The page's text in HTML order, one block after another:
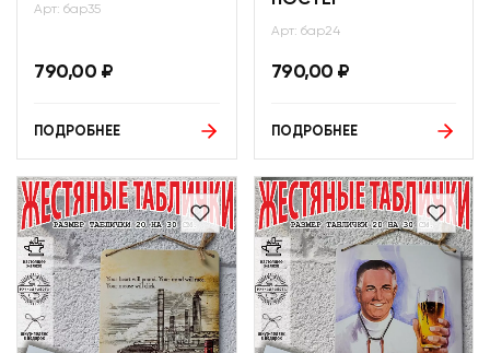
Арт: бар35
790,00 ₽
ПОДРОБНЕЕ
Арт: бар24
790,00 ₽
ПОДРОБНЕЕ